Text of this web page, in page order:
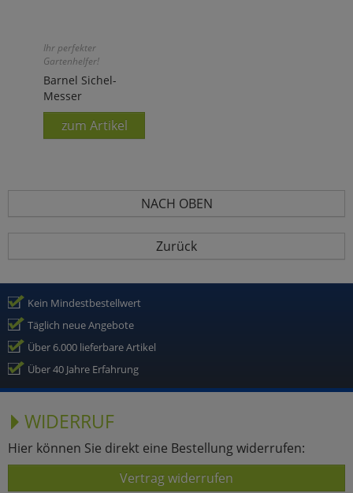
Ihr perfekter
Gartenhelfer!
Barnel Sichel-
Messer
zum Artikel
NACH OBEN
Zurück
Kein Mindestbestellwert
Täglich neue Angebote
Über 6.000 lieferbare Artikel
Über 40 Jahre Erfahrung
WIDERRUF
Hier können Sie direkt eine Bestellung widerrufen:
Vertrag widerrufen